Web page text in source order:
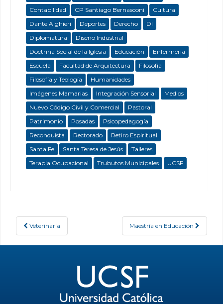
Contabilidad
CP Santiago Bernasconi
Cultura
Dante Alghieri
Deportes Derecho
DI
Diplomatura
Diseño Industrial
Doctrina Social de la Iglesia
Educación
Enfermeria
Escuela
Facultad de Arquitectura
Filosofía
Filosofía y Teología
Humanidades
Imágenes Mamarias
Integración Sensorial
Medios
Nuevo Código Civil y Comercial
Pastoral
Patrimonio
Posadas
Psicopedagogía
Reconquista
Rectorado
Retiro Espiritual
Santa Fe
Santa Teresa de Jesús
Talleres
Terapia Ocupacional
Trubutos Municipales UCSF
Post navigation
Veterinaria Maestría en Educación